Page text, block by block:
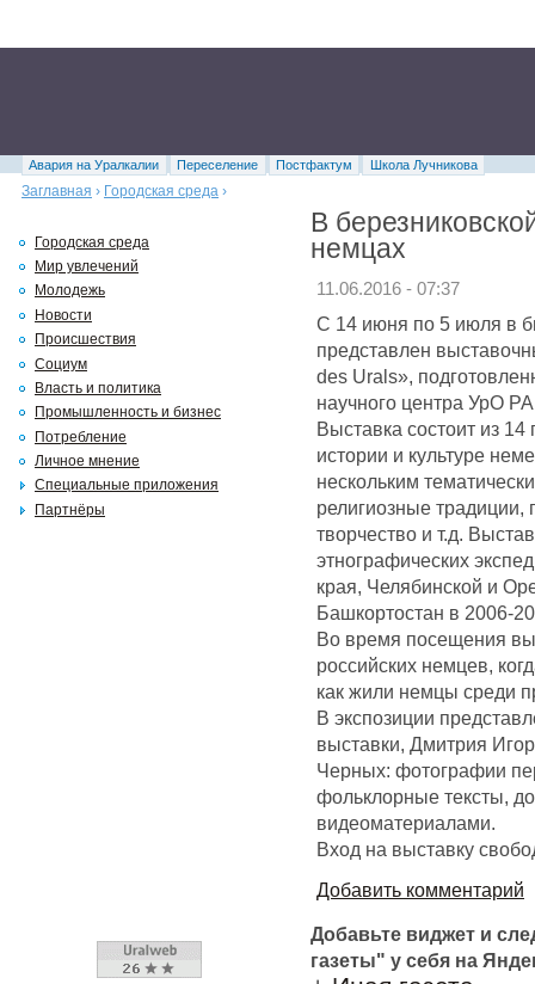
Авария на Уралкалии Переселение Постфактум
Школа Лучникова
Заглавная › Городская среда ›
В
немцах
11.06.2016 - 07:37
С 14 июня по 5 июля в
представлен
des Urals»,
научного центра УрО
Выставка состоит из
истории и культуре
нескольким
религиозные традиции,
творчество и т.д.
этнографических
края, Челябинской и
Башкортостан в 2006-
Во время посещения
российских немцев,
как жили немцы среди
В экспозиции
выставки, Дмитрия
Черных: фотографии
фольклорные тексты,
видеоматериалами.
Вход на выставку
Добавить комментарий
Добавьте виджет и
газеты" у себя на
Городская среда
Мир увлечений
Молодежь
Новости
Происшествия
Социум
Власть и политика
Промышленность и бизнес
Потребление
Личное мнение
Специальные приложения
Партнёры